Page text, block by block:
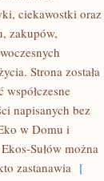
ciekawostki oraz
zakupów,
Strona została
napisanych bez
w Domu i
Sułów można
zastanawia [